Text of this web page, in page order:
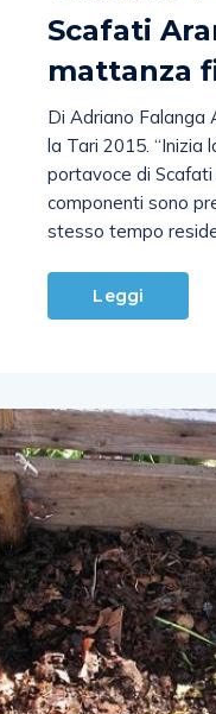
Scafati
mattanza
Di Adriano Falanga
la Tari 2015. “Inizia
portavoce di Scafati
componenti sono
stesso tempo
Leggi